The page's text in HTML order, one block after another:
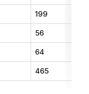
199
56
64
465